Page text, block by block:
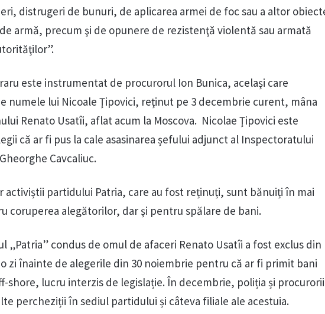
distrugeri de bunuri, de aplicarea armei de foc sau a altor
armă, precum şi de opunere de rezistenţă violentă sau armată
este instrumentat de procurorul Ion Bunica, acelaşi care
numele lui Nicoale Ţipovici, reţinut pe 3 decembrie curent, mâna
Renato Usatîi, aflat acum la Moscova. Nicolae Ţipovici este
că ar fi pus la cale asasinarea șefului adjunct al Inspectoratului
Cavcaliuc.
partidului Patria, care au fost reținuți, sunt bănuiți în mai
coruperea alegătorilor, dar şi pentru spălare de bani.
„Patria” condus de omul de afaceri Renato Usatîi a fost exclus din
zi înainte de alegerile din 30 noiembrie pentru că ar fi primit bani
shore, lucru interzis de legislație. În decembrie, poliția și procurorii
percheziții în sediul partidului și câteva filiale ale acestuia.